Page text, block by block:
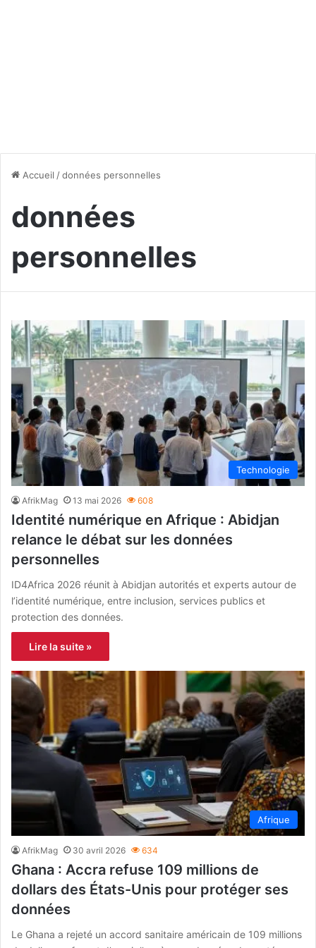
Accueil /données personnelles
données
personnelles
Technologie
AfrikMag 13 mai 2026 608
Identité numérique en Afrique : Abidjan
relance le débat sur les données
personnelles
ID4Africa 2026 réunit à Abidjan autorités et experts autour de
l’identité numérique, entre inclusion, services publics et
protection des données.
Lire la suite »
Afrique
AfrikMag 30 avril 2026 634
Ghana : Accra refuse 109 millions de
dollars des États-Unis pour protéger ses
données
Le Ghana a rejeté un accord sanitaire américain de 109 millions